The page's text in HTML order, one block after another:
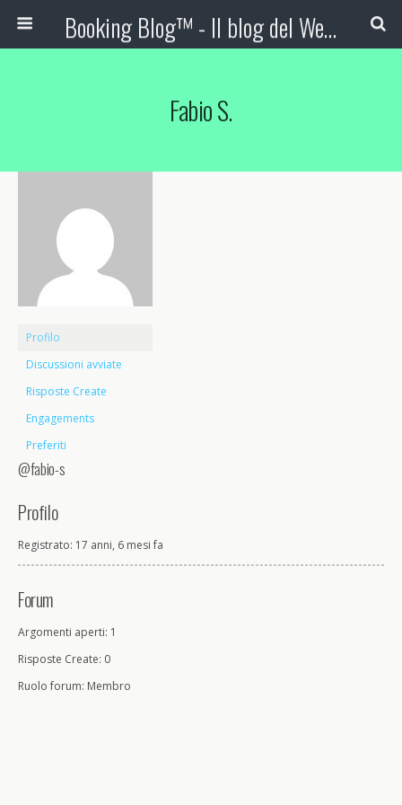
Booking Blog™ - Il blog del Web Marketing Turistico
Fabio S.
Profilo
Discussioni avviate
Risposte Create
Engagements
Preferiti
@fabio-s
Profilo
Registrato: 17 anni, 6 mesi fa
Forum
Argomenti aperti: 1
Risposte Create: 0
Ruolo forum: Membro